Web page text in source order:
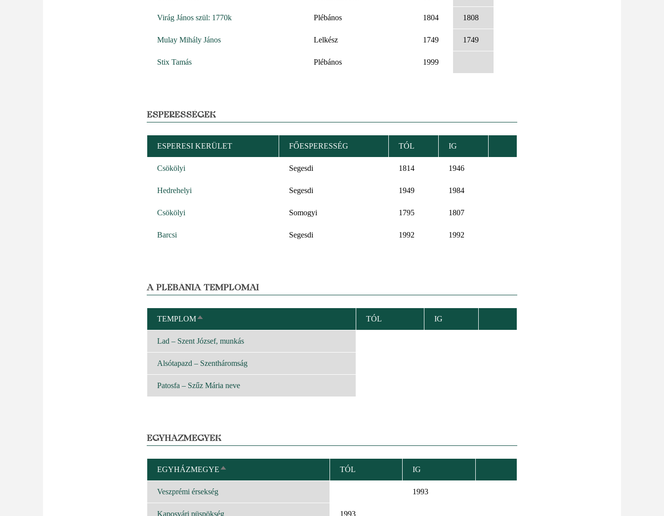
Virág János szül: 1770k Plébános 1804 1808
Mulay Mihály János Lelkész 1749 1749
Stix Tamás Plébános 1999
ESPERESSÉGEK
ESPERESI KERÜLET FŐESPERESSÉG TÓL IG
Csökölyi Segesdi 1814 1946
Hedrehelyi Segesdi 1949 1984
Csökölyi Somogyi 1795 1807
Barcsi Segesdi 1992 1992
A PLÉBÁNIA TEMPLOMAI
TEMPLOMCSÖKKENŐ
RENDEZÉS
TÓL IG
Lad – Szent József, munkás
Alsótapazd – Szentháromság
Patosfa – Szűz Mária neve
EGYHÁZMEGYÉK
EGYHÁZMEGYECSÖKKENŐ
RENDEZÉS
TÓL IG
Veszprémi érsekség 1993
Kaposvári püspökség 1993